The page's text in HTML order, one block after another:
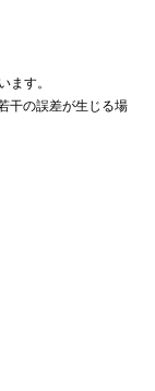
ます。
干の誤差が生じる場